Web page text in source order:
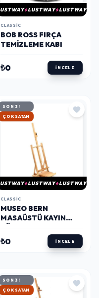
LUSTWAY LUSTWAY
CLASSIC
BOB ROSS FIRÇA
TEMIZLEME KABI
₺0 İNCELE
SON 3!
HIZLI KARGO
LUSTWAY LUSTWAY
CLASSIC
MUSEO BERN
MASAÜSTÜ KAYIN
₺0 İNCELE
SON 3!
HIZLI KARGO